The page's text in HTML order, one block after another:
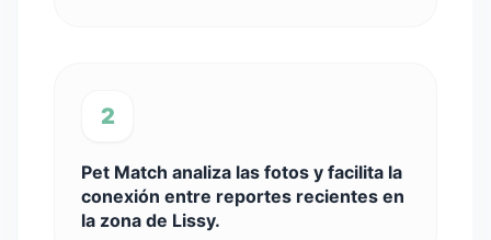
2
Pet Match analiza las fotos y facilita la
conexión entre reportes recientes en
la zona de Lissy.